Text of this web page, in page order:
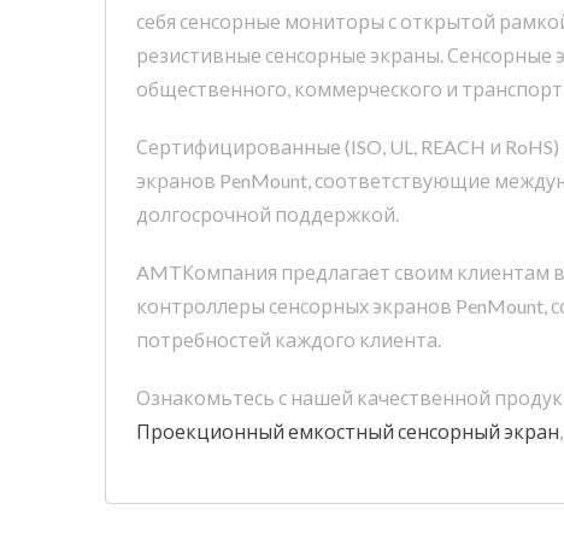
себя сенсорные мониторы с открытой
резистивные сенсорные экраны.
общественного, коммерческого и
Сертифицированные (ISO, UL, REACH и
экранов PenMount, соответствующие
долгосрочной поддержкой.
AMTКомпания предлагает своим клиентам
контроллеры сенсорных экранов
потребностей каждого клиента.
Ознакомьтесь с нашей качественной
Проекционный емкостный сенсорный экран,